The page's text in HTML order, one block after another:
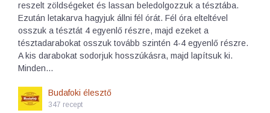
reszelt zöldségeket és lassan beledolgozzuk a tésztába.
Ezután letakarva hagyjuk állni fél órát. Fél óra elteltével
osszuk a tésztát 4 egyenlő részre, majd ezeket a
tésztadarabokat osszuk tovább szintén 4-4 egyenlő részre.
A kis darabokat sodorjuk hosszúkásra, majd lapítsuk ki.
Minden…
Budafoki élesztő
347 recept